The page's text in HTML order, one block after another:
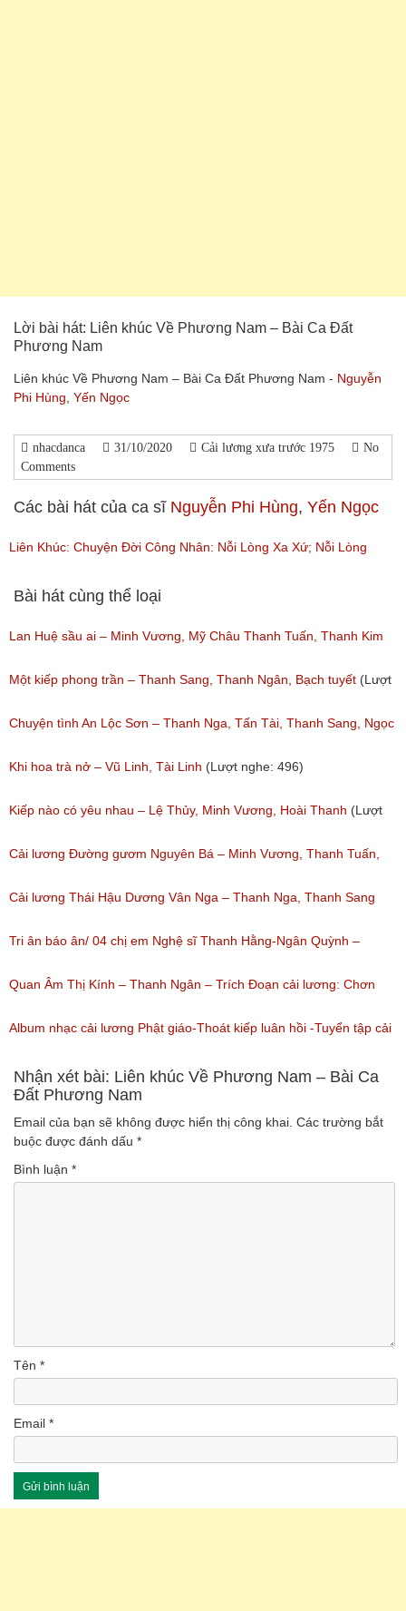
Lời bài hát: Liên khúc Về Phương Nam – Bài Ca Đất
Phương Nam
Liên khúc Về Phương Nam – Bài Ca Đất Phương Nam - Nguyễn
Phi Hùng Yến Ngọc
nhacdanca 31/10/2020 Cải lương xưa trước 1975
No
Comments
Các bài hát của ca sĩ Nguyễn Phi Hùng, Yến Ngọc
Liên Khúc: Chuyện Đời Công Nhân: Nỗi Lòng Xa Xứ; Nỗi Lòng
Người Tha Hương
(Lượt nghe: 75)
Bài hát cùng thể loại
Lan Huệ sầu ai – Minh Vương, Mỹ Châu Thanh Tuấn, Thanh Kim
Huệ
(Lượt nghe: 2,626)
Một kiếp phong trần – Thanh Sang, Thanh Ngân, Bạch tuyết (Lượt
nghe: 924)
Chuyện tình An Lộc Sơn – Thanh Nga, Tấn Tài, Thanh Sang, Ngọc
Giàu
(Lượt nghe: 1,251)
Khi hoa trà nở – Vũ Linh, Tài Linh (Lượt nghe: 496)
Kiếp nào có yêu nhau – Lệ Thủy, Minh Vương, Hoài Thanh (Lượt
nghe: 1,059)
Cải lương Đường gươm Nguyên Bá – Minh Vương, Thanh Tuấn,
Thanh Kim Huệ, Chí Tâm, Thanh Sang
(Lượt nghe: 1,226)
Cải lương Thái Hậu Dương Vân Nga – Thanh Nga, Thanh Sang
nguyên tuồng
(Lượt nghe: 864)
Tri ân báo ân/ 04 chị em Nghệ sĩ Thanh Hằng-Ngân Quỳnh –
Thanh Ngọc – NSƯT Thanh Ngân
(Lượt nghe: 527)
Quan Âm Thị Kính – Thanh Ngân – Trích Đoạn cải lương: Chơn
Tâm 6
(Lượt nghe: 622)
Album nhạc cải lương Phật giáo-Thoát kiếp luân hồi -Tuyển tập cải
lương NSUT Thanh Ngân hay nhất
(Lượt nghe: 606)
Nhận xét bài: Liên khúc Về Phương Nam – Bài Ca
Đất Phương Nam
Email của bạn sẽ không được hiển thị công khai. Các trường bắt
buộc được đánh dấu *
Bình luận *
Tên *
Email *